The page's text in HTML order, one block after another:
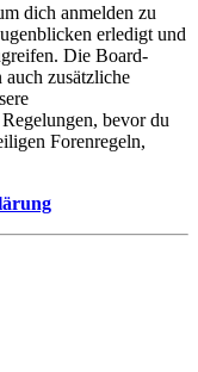
dich anmelden zu
erledigt und
Die Board-
zusätzliche
bevor du
Forenregeln,